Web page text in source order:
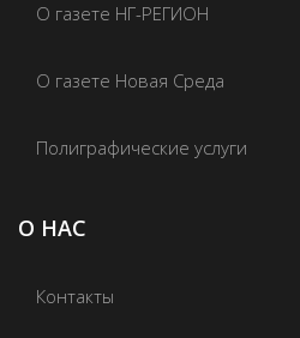
О газете НГ-РЕГИОН
О газете Новая Среда
Полиграфические услуги
О НАС
Контакты